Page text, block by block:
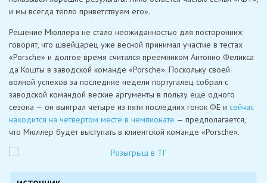
и мы всегда тепло приветствуем его».
Решение Мюллера не стало неожиданностью для посторонних:
говорят, что швейцарец уже весной принимал участие в тестах
«Porsche» и долгое время считался преемником Антонио Феликса
да Кошты в заводской команде «Porsche». Поскольку своей
волной успехов за последние недели португалец собрал с
заводской командой веские аргументы в пользу еще одного
сезона — он выиграл четыре из пяти последних гонок ФЕ и сейчас
находится на четвертом месте в чемпионате — предполагается,
что Мюллер будет выступать в клиентской команде «Porsche».